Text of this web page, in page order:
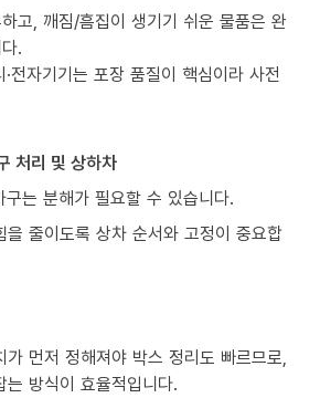
고, 깨짐/흠집이 생기기 쉬운 물품은 완
.
전자기기는 포장 품질이 핵심이라 사전
처리 및 상하차
는 분해가 필요할 수 있습니다.
을 줄이도록 상차 순서와 고정이 중요합
가 먼저 정해져야 박스 정리도 빠르므로,
방식이 효율적입니다.